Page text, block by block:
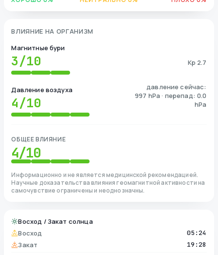
ВЛИЯНИЕ НА ОРГАНИЗМ
Магнитные бури
3/10 Kp 2.7
Давление воздуха
4/10
давление сейчас:
997 hPa · перепад: 0.0
hPa
ОБЩЕЕ ВЛИЯНИЕ
4/10
Информационно и не является медицинской рекомендацией.
Научные доказательства влияния геомагнитной активности на
самочувствие ограничены и неоднозначны.
Восход / Закат солнца
Восход
05:24
Закат 19:28